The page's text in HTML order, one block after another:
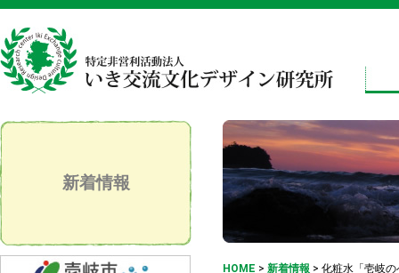
新着情報
HOME > 新着情報 > 化粧水「壱岐